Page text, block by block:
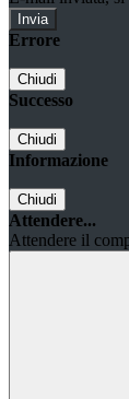
Errore
Chiudi
Successo
Chiudi
Informazione
Chiudi
Attendere...
Attendere il